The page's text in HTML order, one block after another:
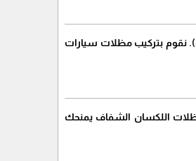
نقوم بتركيب مظلات سيارات
اللكسان الشفاف يمنحك